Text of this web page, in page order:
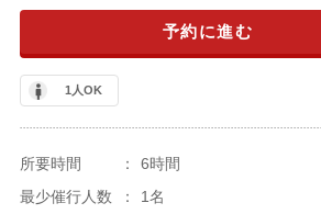
予約に進む
1人OK
所要時間 ：
6時間
最少催行人数
： 1名